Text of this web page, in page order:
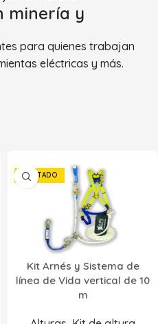
minería y
para quienes trabajan
eléctricas y más.
AGOTADO
Kit Arnés y Sistema de
línea de Vida vertical de 10
m